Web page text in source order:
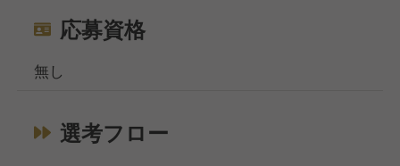
応募資格
無し
選考フロー